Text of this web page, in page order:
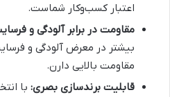
اعتبار کسب‌وکار شماست.
مقاومت در برابر آلودگی و
بیشتر در معرض آلودگی و
مقاومت بالایی دارن.
قابلیت برندسازی بصری: با